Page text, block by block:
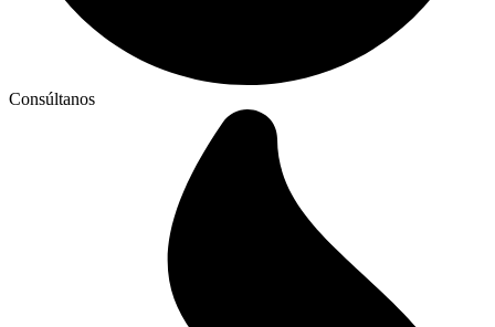
Consúltanos